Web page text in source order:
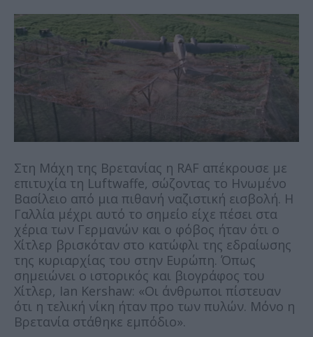
Στη Μάχη της Βρετανίας η RAF απέκρουσε με
επιτυχία τη Luftwaffe, σώζοντας το Ηνωμένο
Βασίλειο από μια πιθανή ναζιστική εισβολή. Η
Γαλλία μέχρι αυτό το σημείο είχε πέσει στα
χέρια των Γερμανών και ο φόβος ήταν ότι ο
Χίτλερ βρισκόταν στο κατώφλι της εδραίωσης
της κυριαρχίας του στην Ευρώπη. Όπως
σημειώνει ο ιστορικός και βιογράφος του
Χίτλερ, Ian Kershaw: «Οι άνθρωποι πίστευαν
ότι η τελική νίκη ήταν προ των πυλών. Μόνο η
Βρετανία στάθηκε εμπόδιο».